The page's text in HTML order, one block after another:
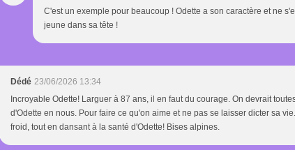
C'est un exemple pour beaucoup ! Odette a son caractère et ne
jeune dans sa tête !
Dédé 23/06/2026 13:34
Incroyable Odette! Larguer à 87 ans, il en faut du courage. On devrait
d'Odette en nous. Pour faire ce qu'on aime et ne pas se laisser dicter sa
froid, tout en dansant à la santé d'Odette! Bises alpines.